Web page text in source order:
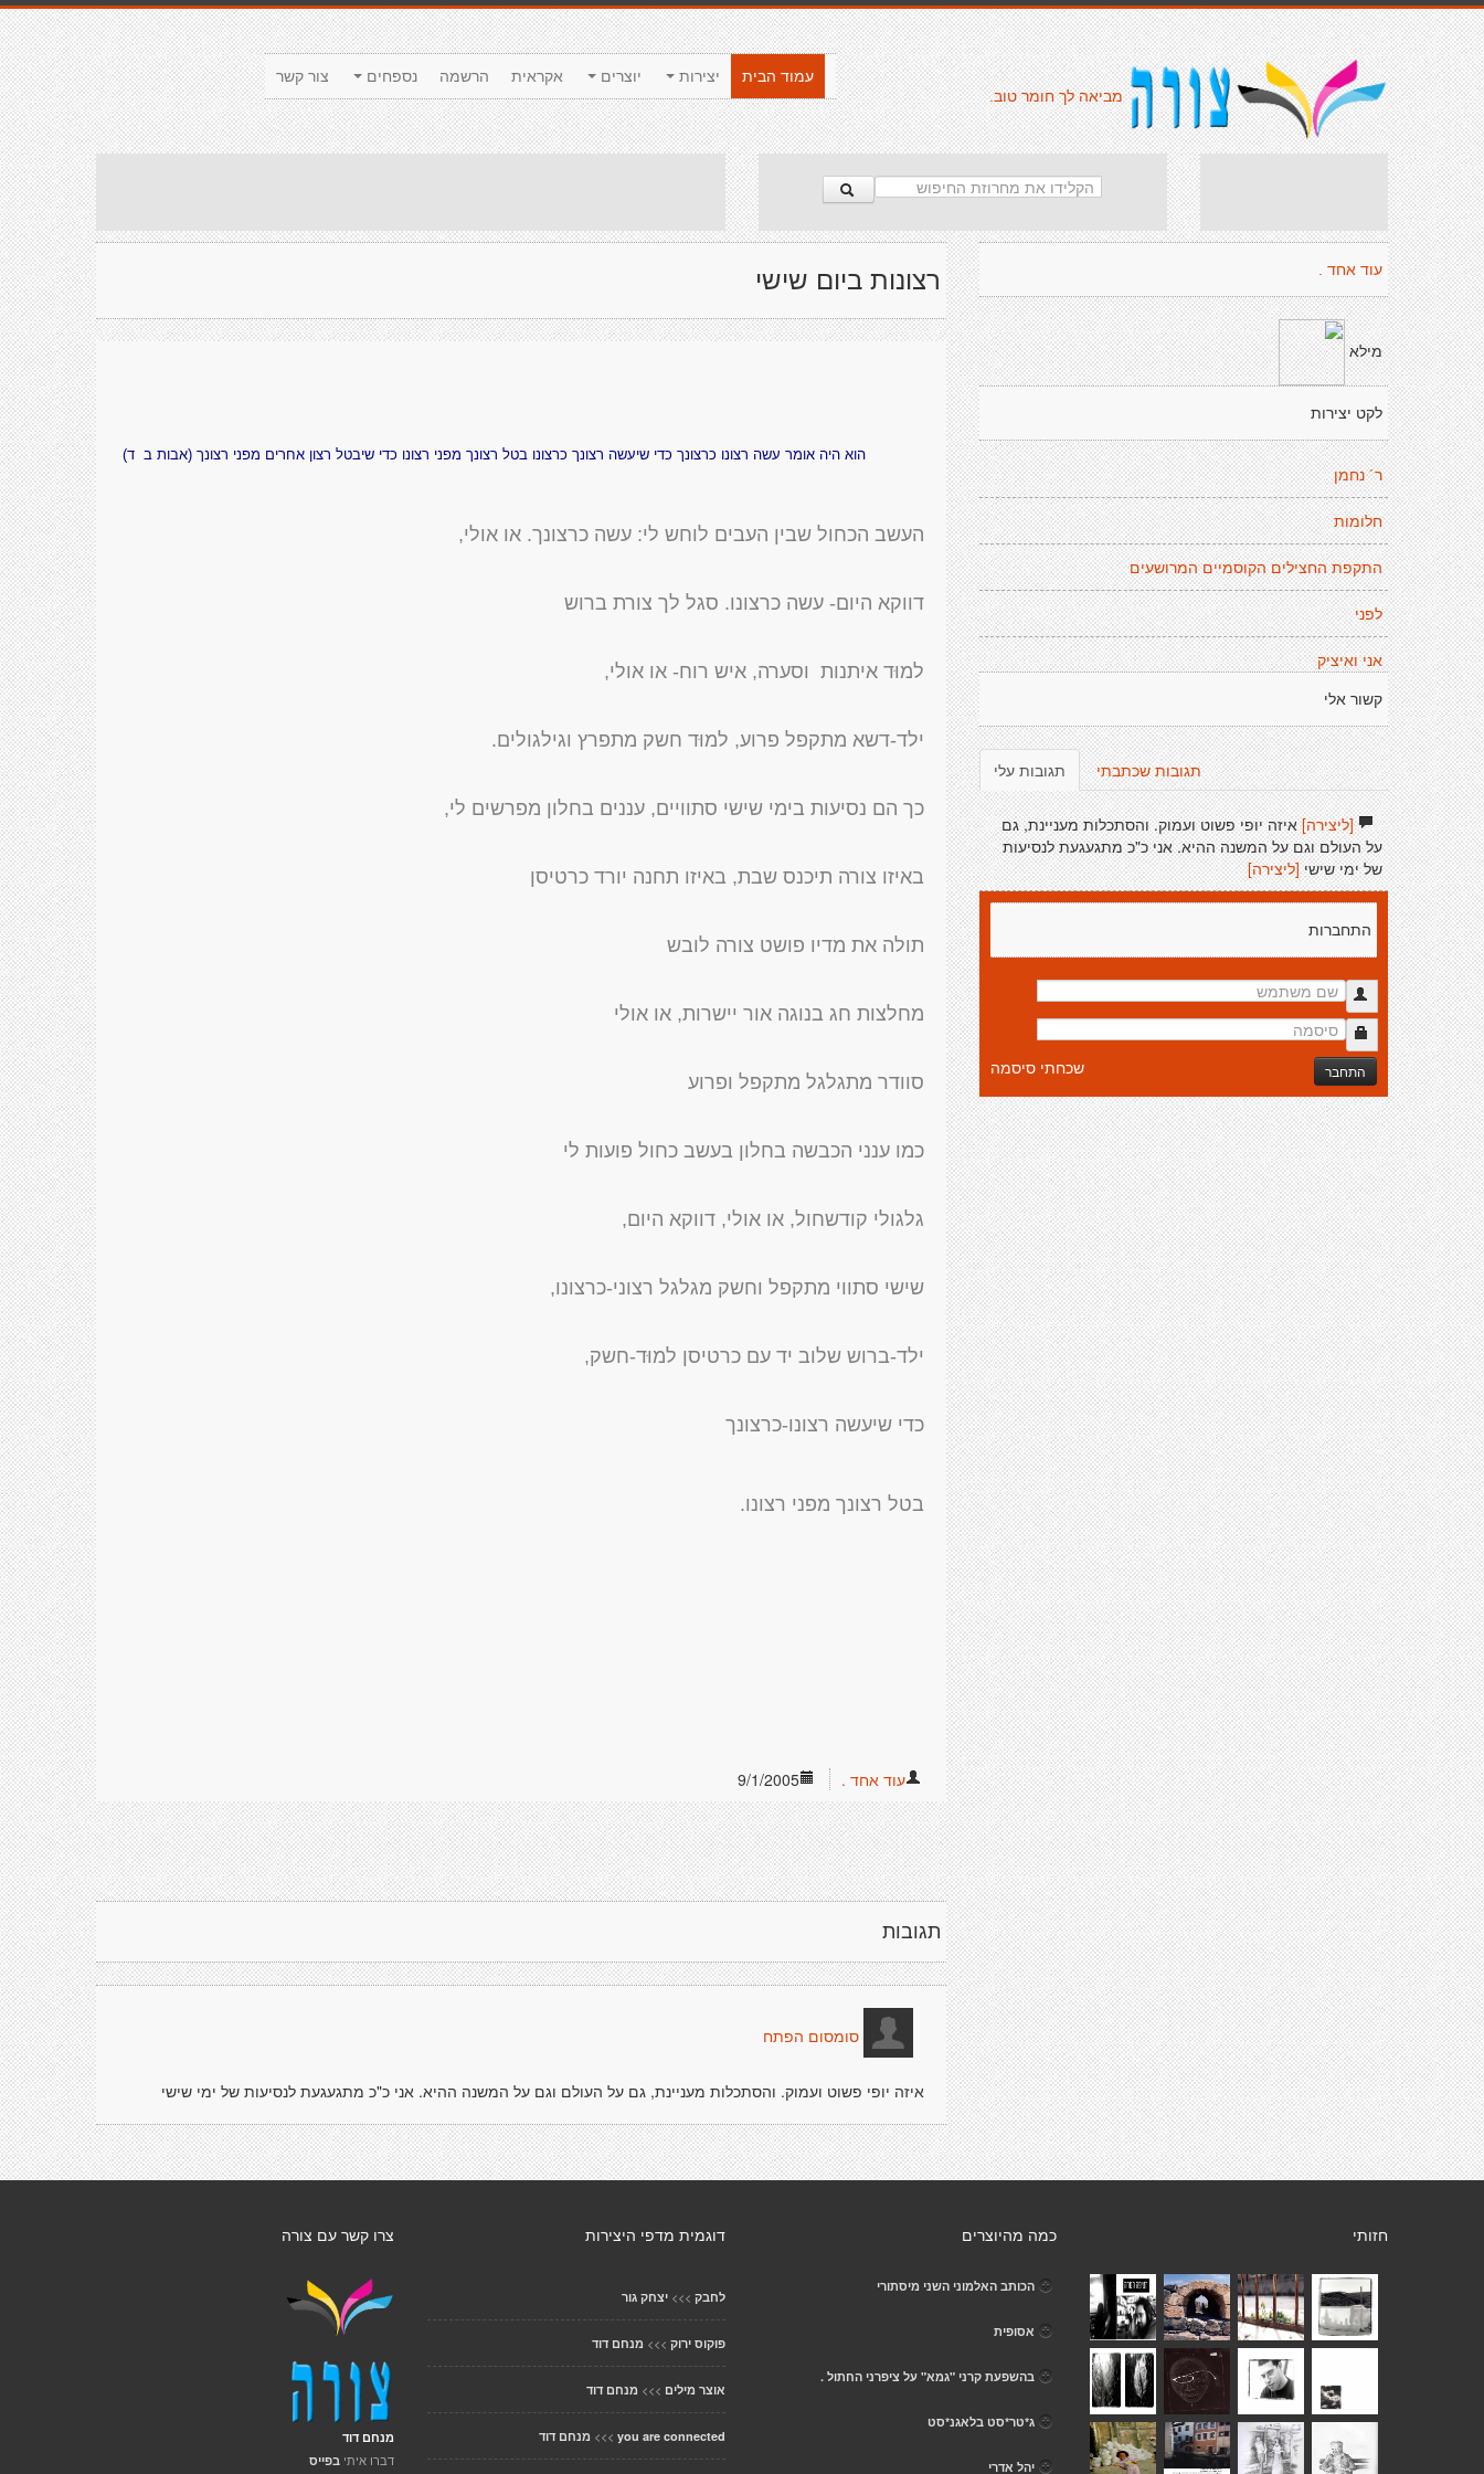
צור קשר נספחים הרשמה אקראית יוצרים יצירות
עמוד הבית
מביאה לך חומר טוב.
רצונות ביום שישי
הוא היה אומר עשה רצונו כרצונך כדי שיעשה רצונך כרצונו בטל רצונך מפני רצונו כדי שיבטל רצון אחרים מפני רצונך (אבות ב ד)
העשב הכחול שבין העבים לוחש לי: עשה כרצונך. או אולי,
דווקא היום- עשה כרצונו. סגל לך צורת ברוש
למוּד איתנות וסערה, איש רוח- או אולי,
ילד-דשא מתקפל פרוע, למוּד חשק מתפרץ וגילגולים.
כך הם נסיעות בימי שישי סתוויים, עננים בחלון מפרשים לי,
באיזו צורה תיכנס שבת, באיזו תחנה יורד כרטיסן
תולה את מדיו פושט צורה לובש
מחלצות חג בנוגה אור יישרות, או אולי
סוודר מתגלגל מתקפל ופרוע
כמו ענני הכבשה בחלון בעשב כחול פועות לי
גלגולי קודשחול, או אולי, דווקא היום,
שישי סתווי מתקפל וחשק מגלגל רצוני-כרצונו,
ילד-ברוש שלוב יד עם כרטיסן למוּד-חשק,
כדי שיעשה רצונו-כרצונך
בטל רצונך מפני רצונו.
9/1/2005 עוד אחד .
תגובות
סומסום הפתח
איזה יופי פשוט ועמוק. והסתכלות מעניינת, גם על העולם וגם על המשנה ההיא. אני כ"כ מתגעגעת לנסיעות של ימי שישי
עוד אחד .
מילא
לקט יצירות
ר´ נחמן
חלומות
התקפת החצילים הקוסמיים המרושעים
לפני
אני ואיציק
קשור אלי
תגובות עלי תגובות שכתבתי
[ליצירה]איזה יופי פשוט ועמוק. והסתכלות מעניינת, גם
על העולם וגם על המשנה ההיא. אני כ"כ מתגעגעת לנסיעות
של ימי שישי [ליצירה]
התחברות
התחבר שכחתי סיסמה
צרו קשר עם צורה
מנחם דוד
דברו איתי בפייס
דוגמית מדפי היצירות
לחבק >>> יצחק גור
פוקוס ירוק >>> מנחם דוד
אוצר מילים >>> מנחם דוד
you are connected
>>> מנחם דוד
כמה מהיוצרים
הכותב האלמוני השני מיסתורי
אסופית
בהשפעת קרני "גמא" על ציפרני החתול .
ג*טר*סט בלאגנ*סט
יהל אדרי
חזותי